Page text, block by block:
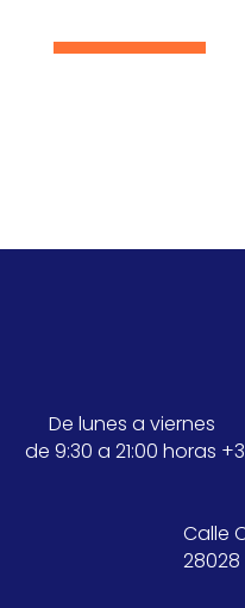
De lunes a viernes
de 9:30 a 21:00 horas
Calle